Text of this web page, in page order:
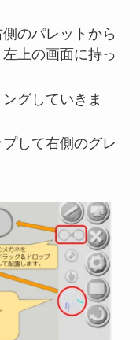
のパレットから
上の画面に持っ
グしていきま
して右側のグレ